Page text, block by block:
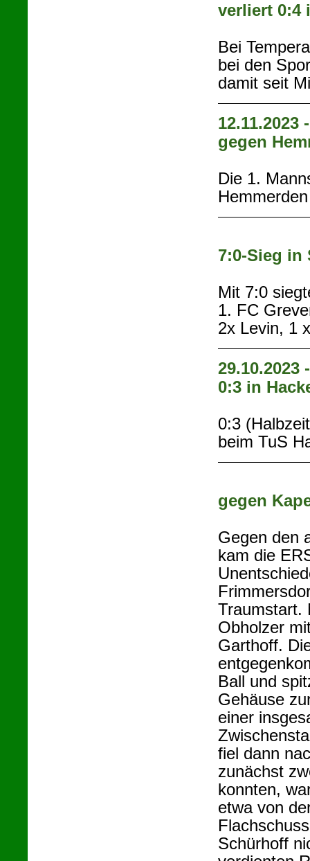
verliert 0:4
Bei
bei den
damit seit
12.11.2023
gegen
Die 1.
7:0-Sieg in
Mit 7:0
1. FC
2x Levin, 1
29.10.2023
0:3 in
0:3
beim TuS
gegen
Gegen den
kam die
Traumstart.
Obholzer
Garthoff.
Ball und
Gehäuse
einer
fiel dann
zunächst
konnten,
etwa von
Schürhoff